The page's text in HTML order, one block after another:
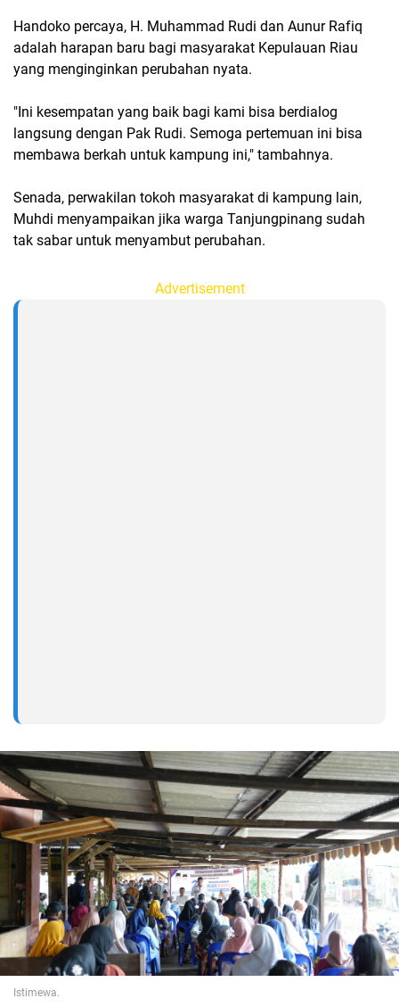
Handoko percaya, H. Muhammad Rudi dan Aunur Rafiq
adalah harapan baru bagi masyarakat Kepulauan Riau
yang menginginkan perubahan nyata.
"Ini kesempatan yang baik bagi kami bisa berdialog
langsung dengan Pak Rudi. Semoga pertemuan ini bisa
membawa berkah untuk kampung ini," tambahnya.
Senada, perwakilan tokoh masyarakat di kampung lain,
Muhdi menyampaikan jika warga Tanjungpinang sudah
tak sabar untuk menyambut perubahan.
Advertisement
Istimewa.